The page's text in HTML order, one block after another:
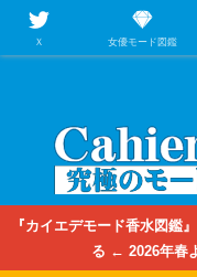
【映画/音楽の中のファッシ
パレル
『カイエデモード香水図鑑
る ← 2026年春
Ｘ 女優モード図鑑